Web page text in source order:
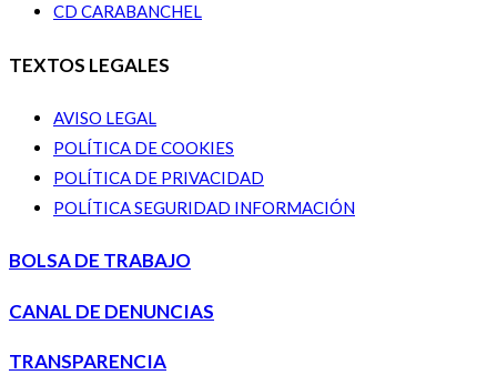
CD CARABANCHEL
TEXTOS LEGALES
AVISO LEGAL
POLÍTICA DE COOKIES
POLÍTICA DE PRIVACIDAD
POLÍTICA SEGURIDAD INFORMACIÓN
BOLSA DE TRABAJO
CANAL DE DENUNCIAS
TRANSPARENCIA